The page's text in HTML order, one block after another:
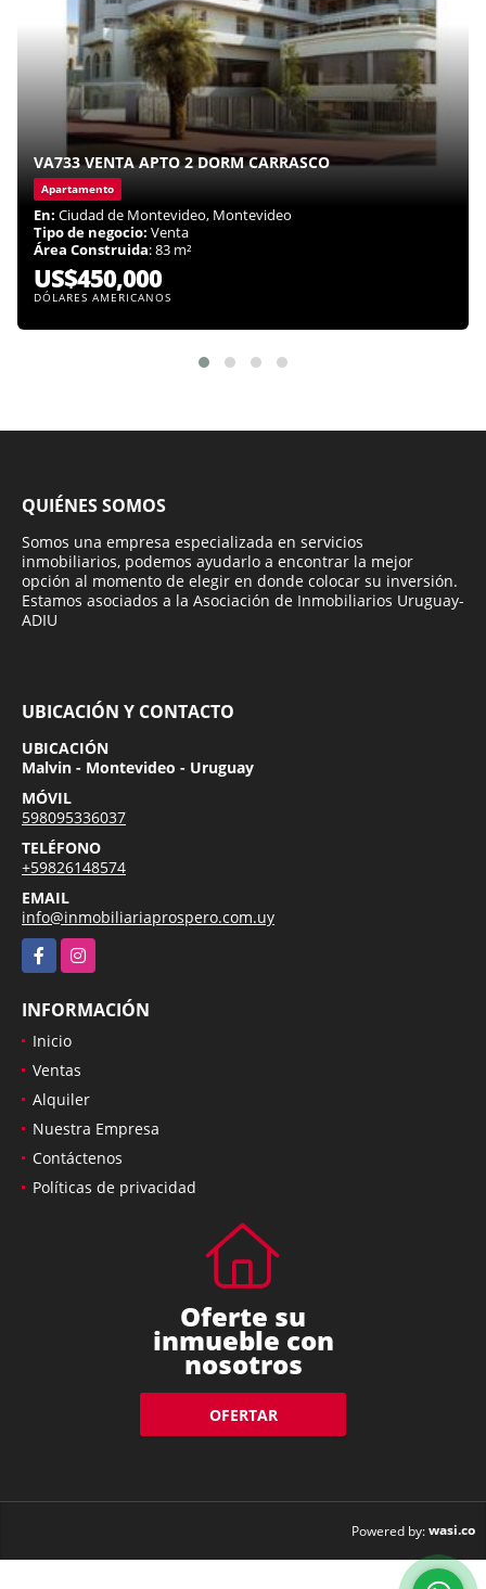
VA733 VENTA APTO 2 DORM CARRASCO
Apartamento
En: Ciudad de Montevideo, Montevideo
Tipo de negocio: Venta
Área Construida: 83 m²
US$450,000
DÓLARES AMERICANOS
QUIÉNES SOMOS
Somos una empresa especializada en servicios
inmobiliarios, podemos ayudarlo a encontrar la mejor
opción al momento de elegir en donde colocar su inversión.
Estamos asociados a la Asociación de Inmobiliarios Uruguay-
ADIU
UBICACIÓN Y CONTACTO
UBICACIÓN
Malvin - Montevideo - Uruguay
MÓVIL
598095336037
TELÉFONO
+59826148574
EMAIL
info@inmobiliariaprospero.com.uy
FacebookInstagram
INFORMACIÓN
Inicio
Ventas
Alquiler
Nuestra Empresa
Contáctenos
Políticas de privacidad
Oferte su
inmueble con
nosotros
OFERTAR
Powered by:wasi.co